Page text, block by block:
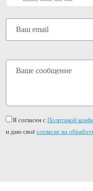
Я согласен с Политикой
и даю своё согласие на